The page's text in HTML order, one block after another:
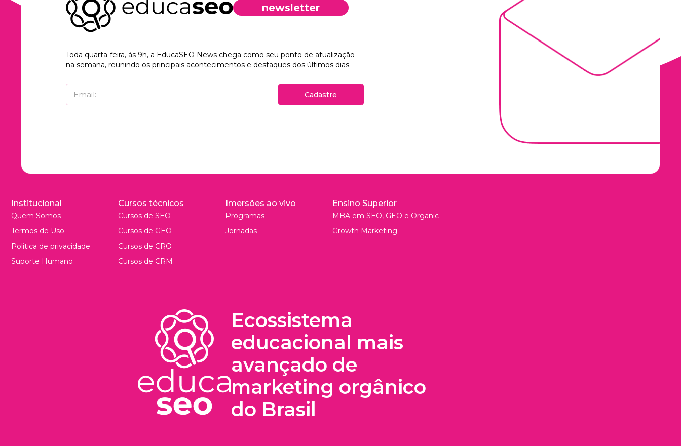
newsletter
Toda quarta-feira, às 9h, a EducaSEO News chega como seu ponto de atualização
na semana, reunindo os principais acontecimentos e destaques dos últimos dias.
Cadastre
Institucional
Quem Somos
Termos de Uso
Politica de privacidade
Suporte Humano
Cursos técnicos
Cursos de SEO
Cursos de GEO
Cursos de CRO
Cursos de CRM
Imersões ao vivo
Programas
Jornadas
Ensino Superior
MBA em SEO, GEO e Organic
Growth Marketing
Ecossistema
educacional mais
avançado de
marketing orgânico
do Brasil